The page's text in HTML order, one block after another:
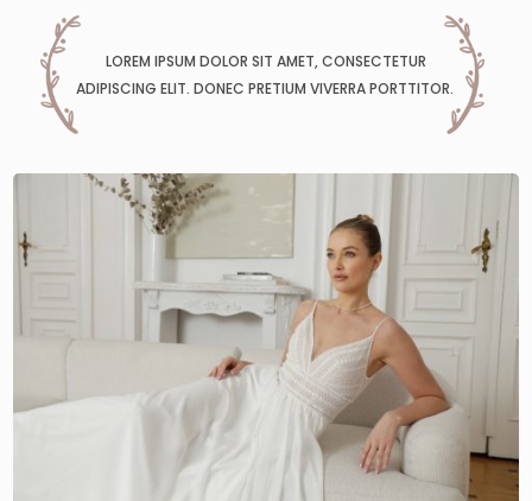
LOREM IPSUM DOLOR SIT AMET, CONSECTETUR
ADIPISCING ELIT. DONEC PRETIUM VIVERRA PORTTITOR.